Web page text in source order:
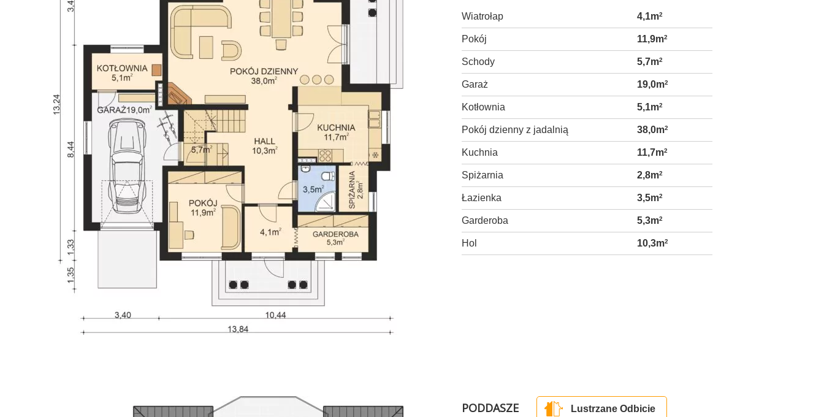
Wiatrołap 4,1m2
Pokój 11,9m2
Schody 5,7m2
Garaż 19,0m2
Kotłownia 5,1m2
Pokój dzienny z jadalnią 38,0m2
Kuchnia 11,7m2
Spiżarnia 2,8m2
Łazienka 3,5m2
Garderoba 5,3m2
Hol 10,3m2
PODDASZE Lustrzane Odbicie